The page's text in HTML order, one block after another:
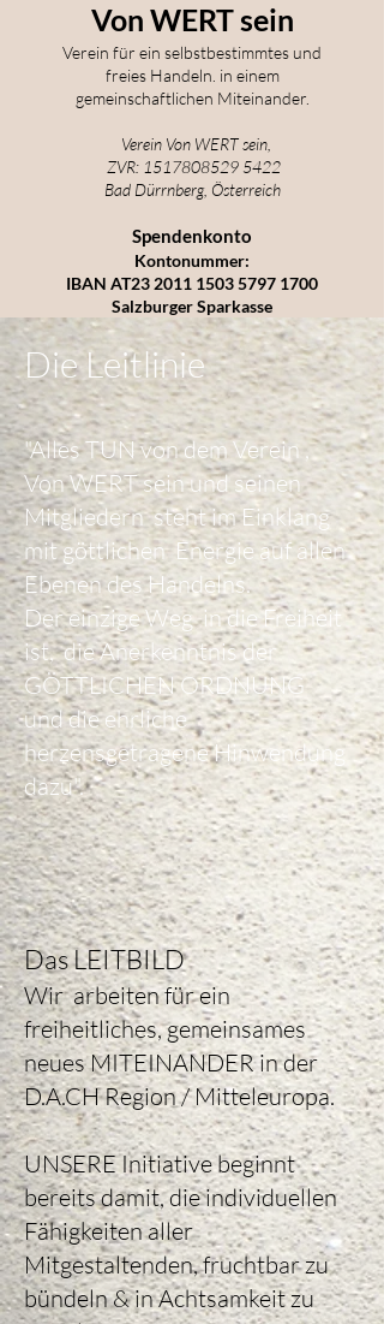
Von WERT sein
Verein für ein selbstbestimmtes und
freies Handeln. in einem
gemeinschaftlichen Miteinander.
Verein Von WERT sein,
ZVR: 1517808529 5422
Bad Dürrnberg, Österreich
Spendenkonto
Kontonummer:
IBAN AT23 2011 1503 5797 1700
Salzburger Sparkasse
Die Leitlinie
"Alles TUN von dem Verein ,
Von WERT sein und seinen
Mitgliedern steht im Einklang
mit göttlichen Energie auf allen
Ebenen des Handelns.
Der einzige Weg in die Freiheit
ist, die Anerkenntnis der
GÖTTLICHEN ORDNUNG
und die ehrliche
herzensgetragene Hinwendung
dazu".
Das LEITBILD
Wir arbeiten für ein
freiheitliches, gemeinsames
neues MITEINANDER in der
D.A.CH Region / Mitteleuropa.
UNSERE Initiative beginnt
bereits damit, die individuellen
Fähigkeiten aller
Mitgestaltenden, fruchtbar zu
bündeln & in Achtsamkeit zu